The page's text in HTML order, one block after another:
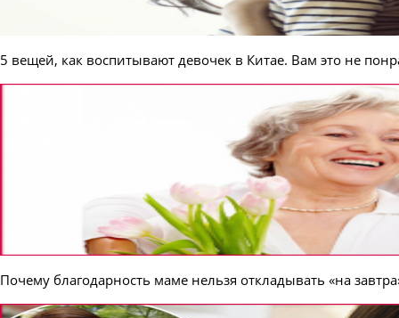
5 вещей, как воспитывают девочек в Китае. Вам это не
Почему благодарность маме нельзя откладывать «на